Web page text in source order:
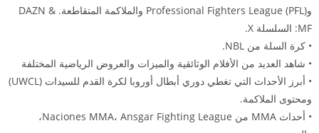
وProfessional Fighters League (PFL) والملاكمة المتقاطعة. DAZN &
MF: السلسلة X.
• كرة السلة من NBL.
• شاهد العديد من الأفلام الوثائقية والميزات والعروض الرياضية المختلفة
• أبرز الأحداث التي تغطي دوري أبطال أوروبا لكرة القدم للسيدات (UWCL)
ومحتوى الملاكمة.
• أحداث MMA من Naciones MMA، Ansgar Fighting League،